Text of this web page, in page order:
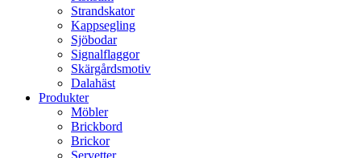
Strandskator
Kappsegling
Sjöbodar
Signalflaggor
Skärgårdsmotiv
Dalahäst
Produkter
Möbler
Brickbord
Brickor